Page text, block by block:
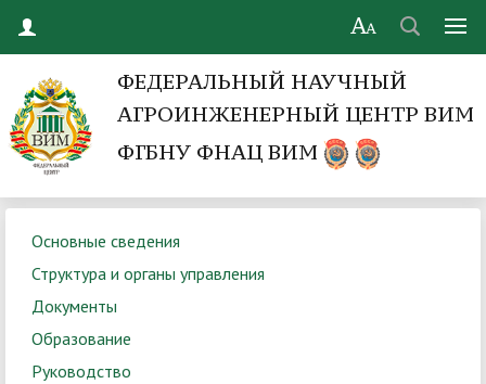
ФЕДЕРАЛЬНЫЙ НАУЧНЫЙ
АГРОИНЖЕНЕРНЫЙ ЦЕНТР ВИМ
ФГБНУ ФНАЦ ВИМ
Основные сведения
Структура и органы управления
Документы
Образование
Руководство